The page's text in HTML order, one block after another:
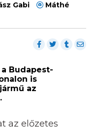
Gabi
Máthé
Budapest-
is
az
az előzetes